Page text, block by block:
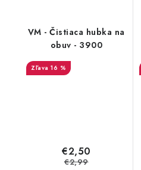
VM - Čistiaca hubka na
obuv - 3900
16 %
€2,50
€2,99